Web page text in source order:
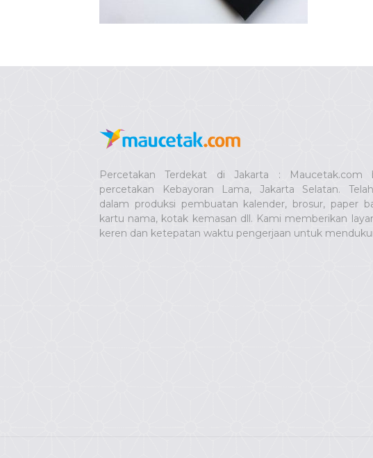
Percetakan Terdekat di Jakarta : Maucetak.com
percetakan Kebayoran Lama, Jakarta Selatan.
dalam produksi pembuatan kalender, brosur, paper
kartu nama, kotak kemasan dll. Kami memberikan
keren dan ketepatan waktu pengerjaan untuk